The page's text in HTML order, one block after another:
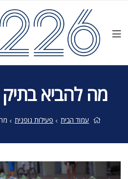
מה להביא בתיק
עמוד הבית פעילות גופנית